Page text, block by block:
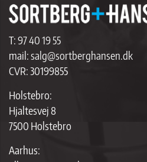
T:97 40 19 55
mail:salg@sortberghansen.dk
CVR: 30199855
Holstebro:
Hjaltesvej 8
7500 Holstebro
Aarhus: